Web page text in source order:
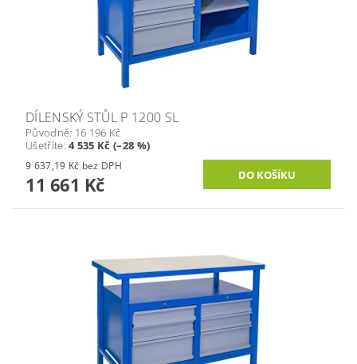
DÍLENSKÝ STŮL P 1200 SL
Původně: 16 196 Kč
Ušetříte:4 535 Kč (–28 %)
9 637,19 Kč bez DPH
11 661 Kč